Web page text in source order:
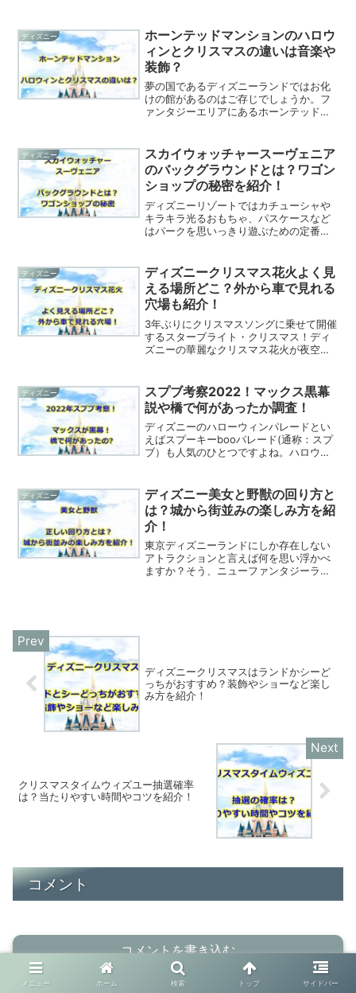
め手元に持ちたいゲストも多く販売と同
時に完売するほどの人気で...
ディズニー
ホーンテッドマンションのハロウ
ィンとクリスマスの違いは音楽や
装飾？
夢の国であるディズニーランドではお化
けの館があるのはご存じでしょうか。フ
ァンタジーエリアにあるホーンテッドマ
して年明けまで（日本で言えばお正月）
まで、ホーンテッドマンシ...
ディズニー
スカイウォッチャースーヴェニア
のバックグラウンドとは？ワゴン
ショップの秘密を紹介！
ディズニーリゾートではカチューシャや
キラキラ光るおもちゃ、パスケースなど
はパークを思いっきり遊ぶための定番の
人気のお土産となっています。いつもは
人気のアイテムやグッズに...
ディズニー
ディズニークリスマス花火よく見
える場所どこ？外から車で見れる
穴場も紹介！
3年ぶりにクリスマスソングに乗せて開催
するスターブライト・クリスマス！ディ
ズニーの華麗なクリスマス花火が夜空を
トの思いを光らせてくれます。スターブ
ライトクリスマスはパー...
ディズニー
スプブ考察2022！マックス黒幕
説や橋で何があったか調査！
ディズニーのハローウィンパレードとい
えばスプーキーbooパレード(通称：スプ
ブ）も人気のひとつですよね。ハロウィ
ストをゴーストの世界へといざなうパレ
ードとなっています。...
ディズニー
ディズニー美女と野獣の回り方と
は？城から街並みの楽しみ方を紹
介！
東京ディズニーランドにしか存在しない
アトラクションと言えば何を思い浮かべ
ますか？そう、ニューファンタジーラン
ディズニークリスマスはランドかシーど
っちがおすすめ？装飾やショーなど楽し
み方を紹介！
クリスマスタイムウィズユー抽選確率
は？当たりやすい時間やコツを紹介！
コメント
コメントを書き込む
メニュー ホーム 検索 トップ サイドバー